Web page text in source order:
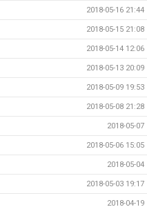
2018-05-16 21:44
2018-05-15 21:08
2018-05-14 12:06
2018-05-13 20:09
2018-05-09 19:53
2018-05-08 21:28
2018-05-07
2018-05-06 15:05
2018-05-04
2018-05-03 19:17
2018-04-19